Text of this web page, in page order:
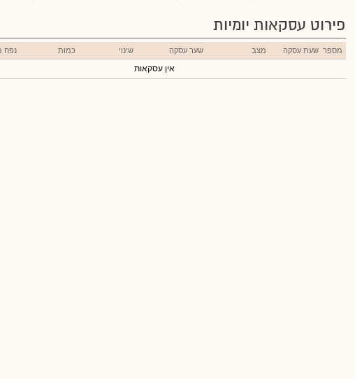
פירוט עסקאות יומיות
מספר שעת עסקה מצב שער עסקה שינוי כמות נפח
אין עסקאות